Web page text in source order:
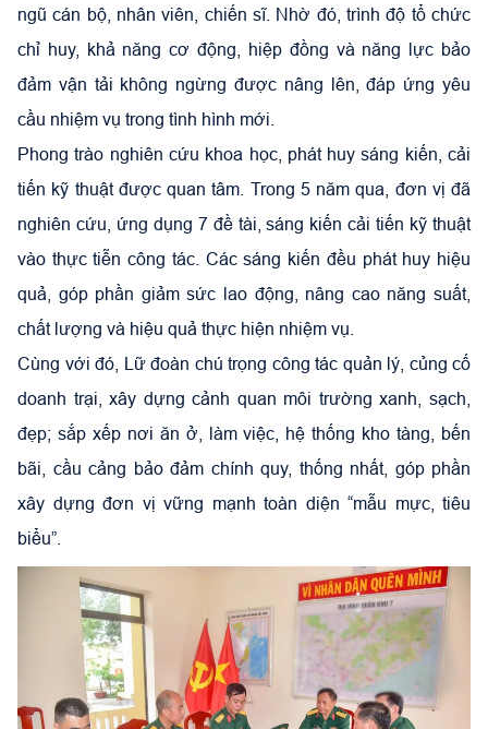
ngũ cán bộ, nhân viên, chiến sĩ. Nhờ đó, trình độ tổ chức
chỉ huy, khả năng cơ động, hiệp đồng và năng lực bảo
đảm vận tải không ngừng được nâng lên, đáp ứng yêu
cầu nhiệm vụ trong tình hình mới.
Phong trào nghiên cứu khoa học, phát huy sáng kiến, cải
tiến kỹ thuật được quan tâm. Trong 5 năm qua, đơn vị đã
nghiên cứu, ứng dụng 7 đề tài, sáng kiến cải tiến kỹ thuật
vào thực tiễn công tác. Các sáng kiến đều phát huy hiệu
quả, góp phần giảm sức lao động, nâng cao năng suất,
chất lượng và hiệu quả thực hiện nhiệm vụ.
Cùng với đó, Lữ đoàn chú trọng công tác quản lý, củng cố
doanh trại, xây dựng cảnh quan môi trường xanh, sạch,
đẹp; sắp xếp nơi ăn ở, làm việc, hệ thống kho tàng, bến
bãi, cầu cảng bảo đảm chính quy, thống nhất, góp phần
xây dựng đơn vị vững mạnh toàn diện “mẫu mực, tiêu
biểu”.